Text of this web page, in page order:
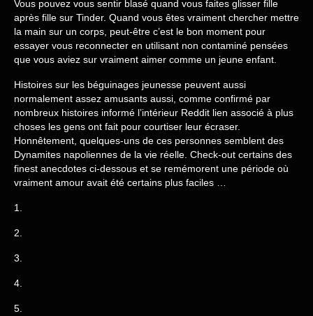
Vous pouvez vous sentir blasé quand vous faites glisser fille
après fille sur Tinder. Quand vous êtes vraiment chercher mettre
la main sur un corps, peut-être c’est le bon moment pour
essayer vous reconnecter en utilisant non contaminé pensées
que vous aviez sur vraiment aimer comme un jeune enfant.
Histoires sur les béguinages jeunesse peuvent aussi
normalement assez amusants aussi, comme confirmé par
nombreux histoires informé l’intérieur Reddit lien associé à plus
choses les gens ont fait pour courtiser leur écraser.
Honnêtement, quelques-uns de ces personnes semblent des
Dynamites napoliennes de la vie réelle. Check-out certains des
finest anecdotes ci-dessous et se remémorent une période où
vraiment amour avait été certains plus faciles …
1.
2.
3.
4.
5.